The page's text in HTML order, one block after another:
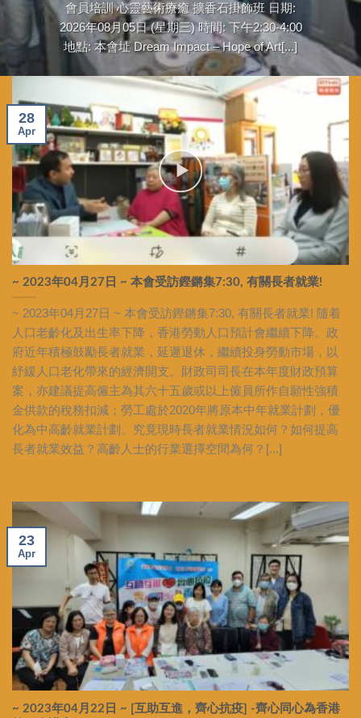
會員培訓 心靈藝術療癒 擴香石掛飾班 日期:
2026年08月05日 (星期三) 時間: 下午2:30-4:00
地點: 本會址 Dream Impact – Hope of Art[...]
~ 2023年04月27日 ~ 本會受訪鏗鏘集7:30, 有關長者就業!
~ 2023年04月27日 ~ 本會受訪鏗鏘集7:30, 有關長者就業! 隨着
人口老齡化及出生率下降，香港勞動人口預計會繼續下降。政
府近年積極鼓勵長者就業，延遲退休，繼續投身勞動市場，以
紓緩人口老化帶來的經濟開支。財政司司長在本年度財政預算
案，亦建議提高僱主為其六十五歲或以上僱員所作自願性強積
金供款的稅務扣減；勞工處於2020年將原本中年就業計劃，優
化為中高齡就業計劃。究竟現時長者就業情況如何？如何提高
長者就業效益？高齡人士的行業選擇空間為何？[...]
28
Apr
~ 2023年04月22日 ~ [互助互進，齊心抗疫] -齊心同心為香港
23
Apr